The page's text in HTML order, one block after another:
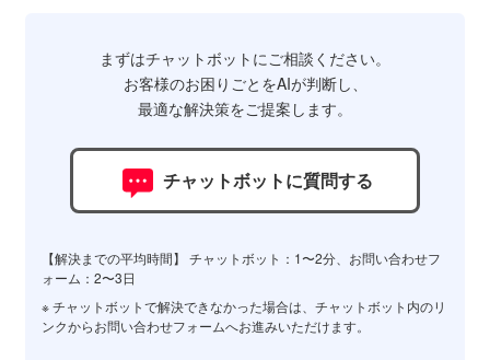
まずはチャットボットにご相談ください。
お客様のお困りごとをAIが判断し、
最適な解決策をご提案します。
チャットボットに質問する
【解決までの平均時間】 チャットボット：1〜2分、お問い合わせフ
ォーム：2〜3日
※ チャットボットで解決できなかった場合は、チャットボット内のリ
ンクからお問い合わせフォームへお進みいただけます。